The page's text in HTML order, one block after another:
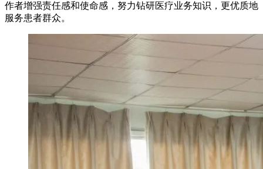
作者增强责任感和使命感，努力钻研医疗业务知识，更优质地
服务患者群众。